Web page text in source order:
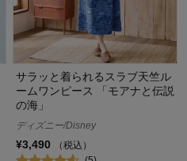
サラッと着られるスラブ天竺ル
ームワンピース 「モアナと伝説
の海」
ディズニー/Disney
¥3,490
（税込）